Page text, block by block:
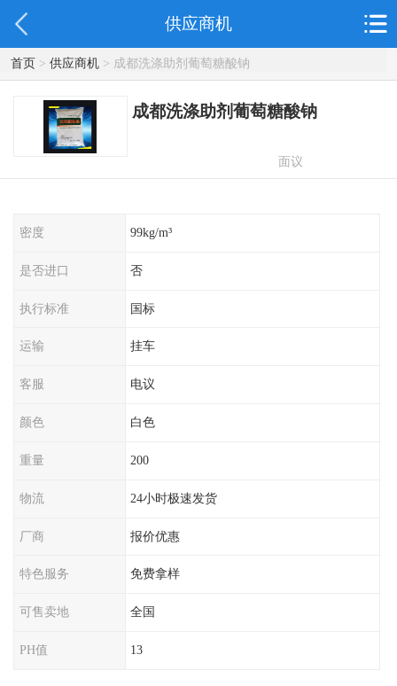
供应商机
首页> 供应商机> 成都洗涤助剂葡萄糖酸钠
成都洗涤助剂葡萄糖酸钠
面议
密度 99kg/m³
是否进口 否
执行标准 国标
运输 挂车
客服 电议
颜色 白色
重量 200
物流 24小时极速发货
厂商 报价优惠
特色服务 免费拿样
可售卖地 全国
PH值 13